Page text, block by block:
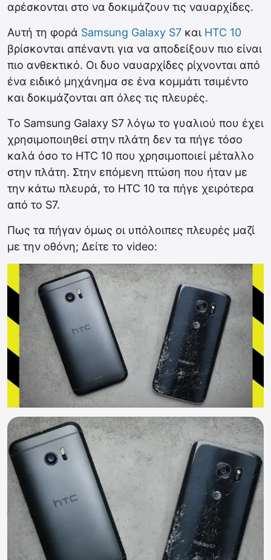
αρέσκονται στο να δοκιμάζουν τις ναυαρχίδες.
Αυτή τη φορά Samsung Galaxy S7 και HTC 10
βρίσκονται απέναντι για να αποδείξουν πιο είναι
πιο ανθεκτικό. Οι δυο ναυαρχίδες ρίχνονται από
ένα ειδικό μηχάνημα σε ένα κομμάτι τσιμέντο
και δοκιμάζονται απ όλες τις πλευρές.
Το Samsung Galaxy S7 λόγω το γυαλιού που έχει
χρησιμοποιηθεί στην πλάτη δεν τα πήγε τόσο
καλά όσο το HTC 10 που χρησιμοποιεί μέταλλο
στην πλάτη. Στην επόμενη πτώση που ήταν με
την κάτω πλευρά, το HTC 10 τα πήγε χειρότερα
από το S7.
Πως τα πήγαν όμως οι υπόλοιπες πλευρές μαζί
με την οθόνη; Δείτε το video: